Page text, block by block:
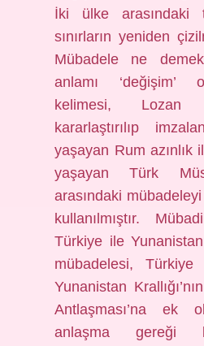
İki ülke arasındaki
sınırların yeniden
Mübadele ne
anlamı ‘değişim’
kelimesi, Lozan
kararlaştırılıp
yaşayan Rum azınlık
yaşayan Türk
arasındaki
kullanılmıştır.
Türkiye ile
mübadelesi,
Yunanistan
Antlaşması’na ek
anlaşma gereği